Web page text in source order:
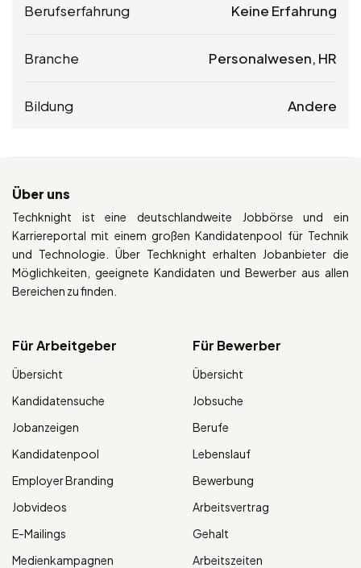
Berufserfahrung Keine Erfahrung
Branche Personalwesen, HR
Bildung Andere
Über uns
Techknight ist eine deutschlandweite Jobbörse und ein
Karriereportal mit einem großen Kandidatenpool für Technik
und Technologie. Über Techknight erhalten Jobanbieter die
Möglichkeiten, geeignete Kandidaten und Bewerber aus allen
Bereichen zu finden.
Für Arbeitgeber
Übersicht
Kandidatensuche
Jobanzeigen
Kandidatenpool
Employer Branding
Jobvideos
E-Mailings
Medienkampagnen
Für Bewerber
Übersicht
Jobsuche
Berufe
Lebenslauf
Bewerbung
Arbeitsvertrag
Gehalt
Arbeitszeiten